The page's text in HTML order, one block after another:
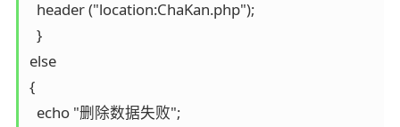
  header ("location:ChaKan.php");
  }
else
{
  echo "删除数据失败";